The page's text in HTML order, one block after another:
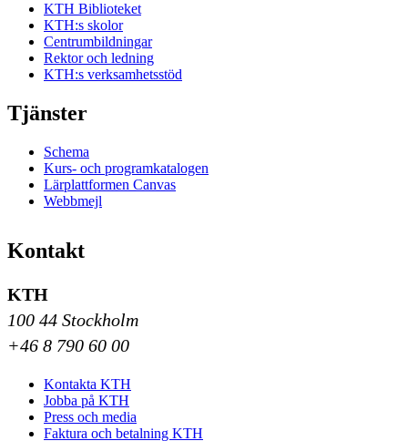
KTH Biblioteket
KTH:s skolor
Centrumbildningar
Rektor och ledning
KTH:s verksamhetsstöd
Tjänster
Schema
Kurs- och programkatalogen
Lärplattformen Canvas
Webbmejl
Kontakt
KTH
100 44 Stockholm
+46 8 790 60 00
Kontakta KTH
Jobba på KTH
Press och media
Faktura och betalning KTH